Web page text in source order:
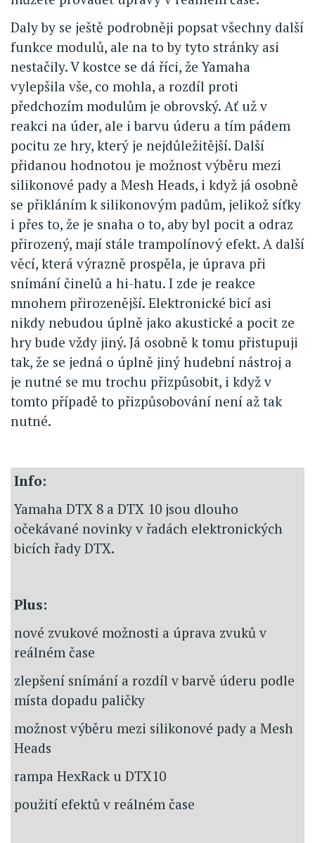
Daly by se ještě podrobněji popsat všechny další
funkce modulů, ale na to by tyto stránky asi
nestačily. V kostce se dá říci, že Yamaha
vylepšila vše, co mohla, a rozdíl proti
předchozím modulům je obrovský. Ať už v
reakci na úder, ale i barvu úderu a tím pádem
pocitu ze hry, který je nejdůležitější. Další
přidanou hodnotou je možnost výběru mezi
silikonové pady a Mesh Heads, i když já osobně
se přikláním k silikonovým padům, jelikož síťky
i přes to, že je snaha o to, aby byl pocit a odraz
přirozený, mají stále trampolínový efekt. A další
věcí, která výrazně prospěla, je úprava při
snímání činelů a hi-hatu. I zde je reakce
mnohem přirozenější. Elektronické bicí asi
nikdy nebudou úplně jako akustické a pocit ze
hry bude vždy jiný. Já osobně k tomu přistupuji
tak, že se jedná o úplně jiný hudební nástroj a
je nutné se mu trochu přizpůsobit, i když v
tomto případě to přizpůsobování není až tak
nutné.
Info:
Yamaha DTX 8 a DTX 10 jsou dlouho
očekávané novinky v řadách elektronických
bicích řady DTX.
Plus:
nové zvukové možnosti a úprava zvuků v
reálném čase
zlepšení snímání a rozdíl v barvě úderu podle
místa dopadu paličky
možnost výběru mezi silikonové pady a Mesh
Heads
rampa HexRack u DTX10
použití efektů v reálném čase